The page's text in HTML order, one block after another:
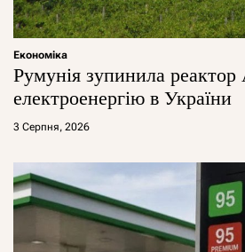
Економіка
Румунія зупинила
електроенергію в України
3 Серпня, 2026